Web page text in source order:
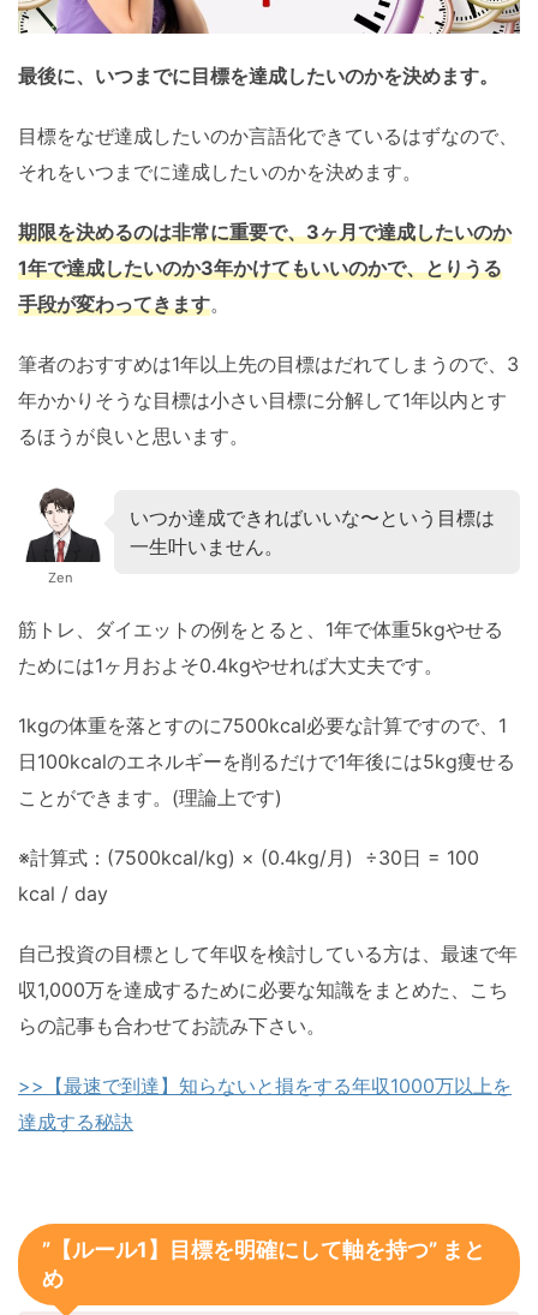
最後に、いつまでに目標を達成したいのかを決めます。
目標をなぜ達成したいのか言語化できているはずなので、
それをいつまでに達成したいのかを決めます。
期限を決めるのは非常に重要で、3ヶ月で達成したいのか
1年で達成したいのか3年かけてもいいのかで、とりうる
手段が変わってきます。
筆者のおすすめは1年以上先の目標はだれてしまうので、3
年かかりそうな目標は小さい目標に分解して1年以内とす
るほうが良いと思います。
Zen
いつか達成できればいいな〜という目標は
一生叶いません。
筋トレ、ダイエットの例をとると、1年で体重5kgやせる
ためには1ヶ月およそ0.4kgやせれば大丈夫です。
1kgの体重を落とすのに7500kcal必要な計算ですので、1
日100kcalのエネルギーを削るだけで1年後には5kg痩せる
ことができます。(理論上です)
※計算式：(7500kcal/kg) × (0.4kg/月) ÷30日 = 100
kcal / day
自己投資の目標として年収を検討している方は、最速で年
収1,000万を達成するために必要な知識をまとめた、こち
らの記事も合わせてお読み下さい。
>>【最速で到達】知らないと損をする年収1000万以上を
達成する秘訣
”【ルール1】目標を明確にして軸を持つ” まと
め